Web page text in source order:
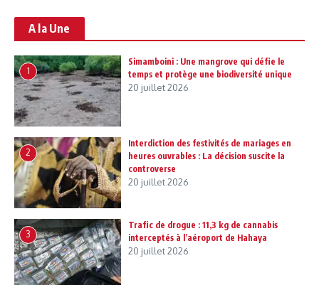
A la Une
1
Simamboini : Une mangrove qui défie le
temps et protège une biodiversité unique
20 juillet 2026
2
Interdiction des festivités de mariages en
heures ouvrables : La décision suscite la
controverse
20 juillet 2026
3
Trafic de drogue : 11,3 kg de cannabis
interceptés à l’aéroport de Hahaya
20 juillet 2026